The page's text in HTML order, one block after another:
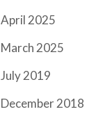
April 2025
March 2025
July 2019
December 2018